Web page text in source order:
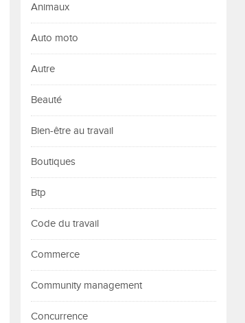
Animaux
Auto moto
Autre
Beauté
Bien-être au travail
Boutiques
Btp
Code du travail
Commerce
Community management
Concurrence